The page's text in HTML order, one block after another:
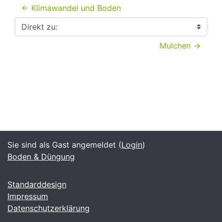
← Klimawandel und Boden
Direkt zu:
Mulchen →
Sie sind als Gast angemeldet (Login)
Boden & Düngung
Standarddesign
Impressum
Datenschutzerklärung